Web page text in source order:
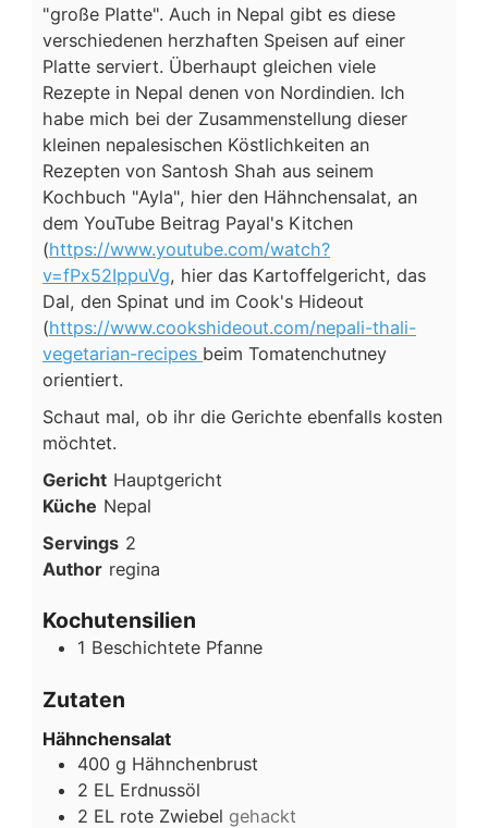
"große Platte". Auch in Nepal gibt es diese
verschiedenen herzhaften Speisen auf einer
Platte serviert. Überhaupt gleichen viele
Rezepte in Nepal denen von Nordindien. Ich
habe mich bei der Zusammenstellung dieser
kleinen nepalesischen Köstlichkeiten an
Rezepten von Santosh Shah aus seinem
Kochbuch "Ayla", hier den Hähnchensalat, an
dem YouTube Beitrag Payal's Kitchen
(https://www.youtube.com/watch?
v=fPx52IppuVg, hier das Kartoffelgericht, das
Dal, den Spinat und im Cook's Hideout
(https://www.cookshideout.com/nepali-thali-
vegetarian-recipes beim Tomatenchutney
orientiert.
Schaut mal, ob ihr die Gerichte ebenfalls kosten
möchtet.
Gericht Hauptgericht
Küche Nepal
Servings 2
Author regina
Kochutensilien
1 Beschichtete Pfanne
Zutaten
Hähnchensalat
400 g Hähnchenbrust
2 EL Erdnussöl
2 EL rote Zwiebel gehackt